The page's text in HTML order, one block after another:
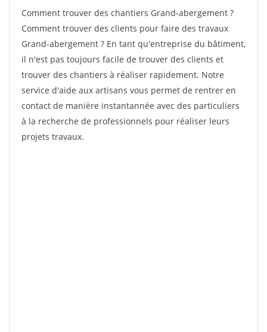
Comment trouver des chantiers Grand-abergement ?
Comment trouver des clients pour faire des travaux
Grand-abergement ? En tant qu'entreprise du bâtiment,
il n'est pas toujours facile de trouver des clients et
trouver des chantiers à réaliser rapidement. Notre
service d'aide aux artisans vous permet de rentrer en
contact de manière instantannée avec des particuliers
à la recherche de professionnels pour réaliser leurs
projets travaux.